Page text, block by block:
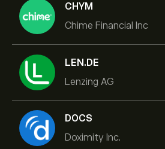
CHYM
Chime Financial Inc
LEN.DE
Lenzing AG
DOCS
Doximity Inc.